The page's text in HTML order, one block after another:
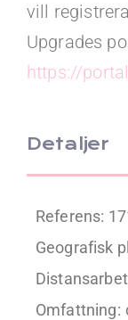
vill
Upgrades
https://
Detaljer
Referens:
Geografisk
Omfattning: